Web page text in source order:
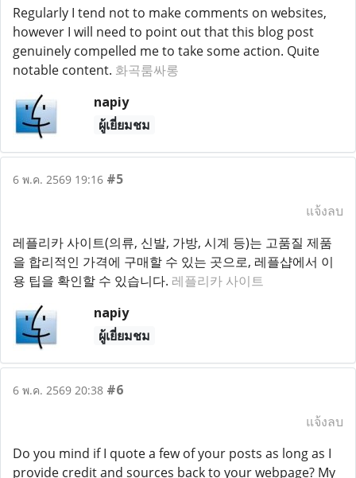
Regularly I tend not to make comments on websites,
however I will need to point out that this blog post
genuinely compelled me to take some action. Quite
notable content. 화곡룸싸롱
napiy
ผู้เยี่ยมชม
6 พ.ค. 2569 19:16 #5
แจ้งลบ
레플리카 사이트(의류, 신발, 가방, 시계 등)는 고품질 제품
을 합리적인 가격에 구매할 수 있는 곳으로, 레플샵에서 이
용 팁을 확인할 수 있습니다. 레플리카 사이트
napiy
ผู้เยี่ยมชม
6 พ.ค. 2569 20:38 #6
แจ้งลบ
Do you mind if I quote a few of your posts as long as I
provide credit and sources back to your webpage? My